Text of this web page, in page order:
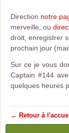
Direction notre
merveille, ou
droit, enregistrer
prochain jour
Sur ce je vous
Captain #144
quelques heures
← Retour à